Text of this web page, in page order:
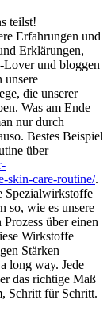
teilst!
Erfahrungen und
Erklärungen,
und bloggen
unsere
die unserer
Was am Ende
nur durch
Bestes Beispiel
über
skin-care-routine/.
Spezialwirkstoffe
so, wie es unsere
über einen
Wirkstoffe
Stärken
long way. Jede
das richtige Maß
Schritt für Schritt.